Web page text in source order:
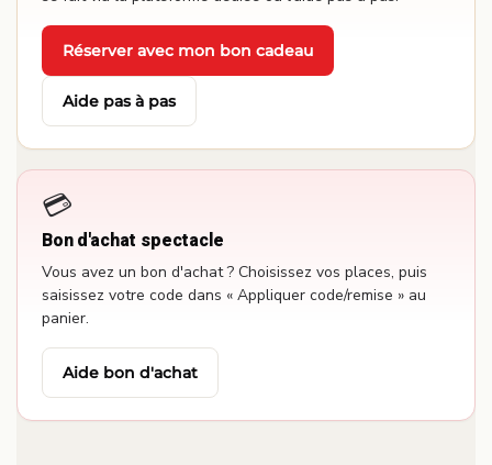
Réserver avec mon bon cadeau
· Aide pas à pas
💳
Bon d'achat spectacle
Vous avez un bon d'achat ? Choisissez vos places, puis
saisissez votre code dans « Appliquer code/remise » au
panier.
Aide bon d'achat